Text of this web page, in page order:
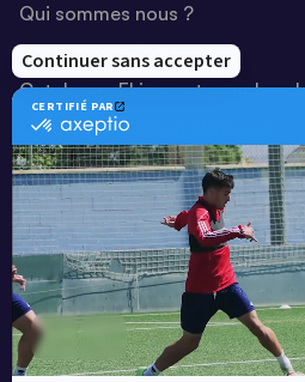
Qui sommes nous ?
Notre savoir-faire
Catalogue Ekinsport pour les
Catalogue running Ekinsport
Blog
Une société de :